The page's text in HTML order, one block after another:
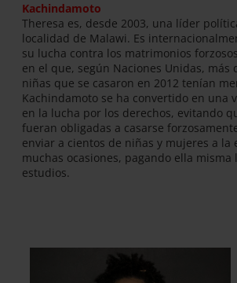
Kachindamoto
Theresa es, desde 2003, una líder
localidad de Malawi. Es
su lucha contra los matrimonios
en el que, según Naciones Unidas, más
niñas que se casaron en 2012 tenían
Kachindamoto se ha convertido en una
en la lucha por los derechos, evitando
fueran obligadas a casarse
enviar a cientos de niñas y mujeres a la
muchas ocasiones, pagando ella misma
estudios.